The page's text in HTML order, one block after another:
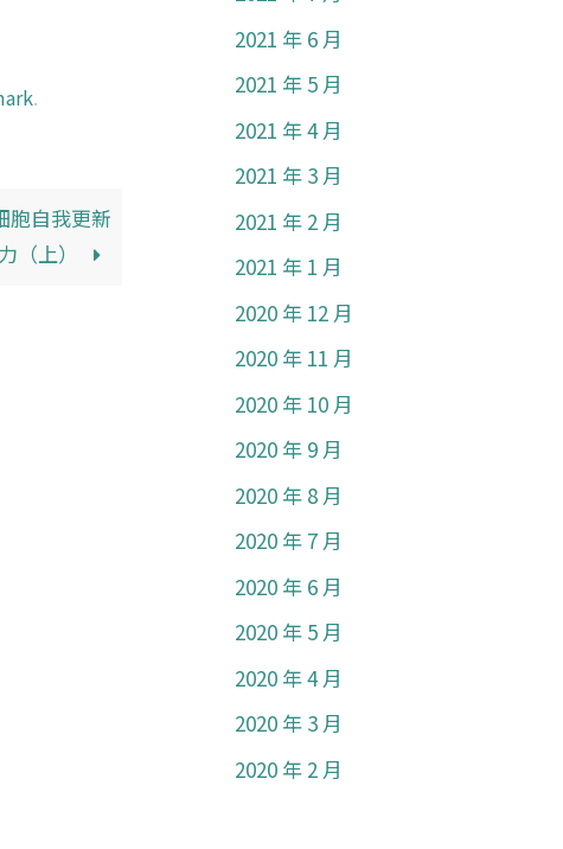
.
胞自我更新
（上）
2021 年 6 月
2021 年 5 月
2021 年 4 月
2021 年 3 月
2021 年 2 月
2021 年 1 月
2020 年 12 月
2020 年 11 月
2020 年 10 月
2020 年 9 月
2020 年 8 月
2020 年 7 月
2020 年 6 月
2020 年 5 月
2020 年 4 月
2020 年 3 月
2020 年 2 月